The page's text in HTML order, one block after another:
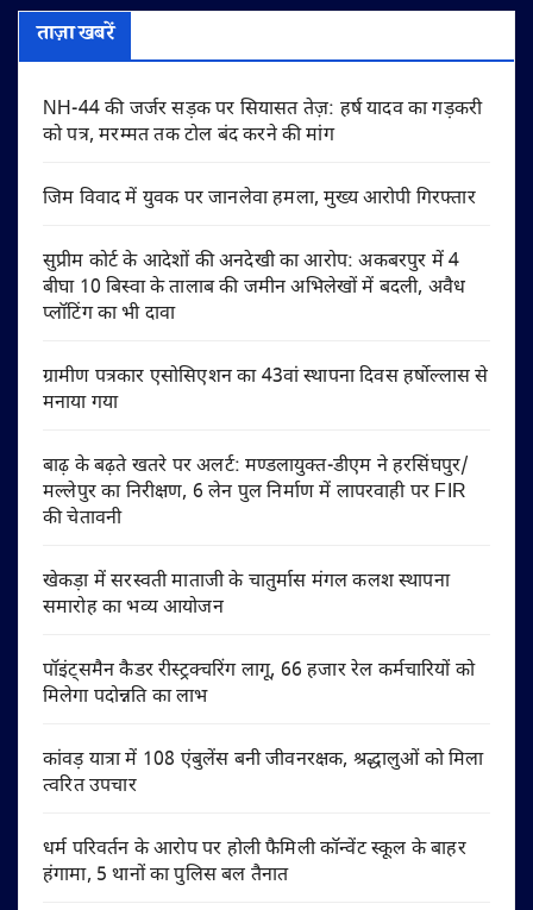
ताज़ा खबरें
NH-44 की जर्जर सड़क पर सियासत तेज़: हर्ष यादव का गड़करी
को पत्र, मरम्मत तक टोल बंद करने की मांग
जिम विवाद में युवक पर जानलेवा हमला, मुख्य आरोपी गिरफ्तार
सुप्रीम कोर्ट के आदेशों की अनदेखी का आरोप: अकबरपुर में 4
बीघा 10 बिस्वा के तालाब की जमीन अभिलेखों में बदली, अवैध
प्लॉटिंग का भी दावा
ग्रामीण पत्रकार एसोसिएशन का 43वां स्थापना दिवस हर्षोल्लास से
मनाया गया
बाढ़ के बढ़ते खतरे पर अलर्ट: मण्डलायुक्त-डीएम ने हरसिंघपुर/
मल्लेपुर का निरीक्षण, 6 लेन पुल निर्माण में लापरवाही पर FIR
की चेतावनी
खेकड़ा में सरस्वती माताजी के चातुर्मास मंगल कलश स्थापना
समारोह का भव्य आयोजन
पॉइंट्समैन कैडर रीस्ट्रक्चरिंग लागू, 66 हजार रेल कर्मचारियों को
मिलेगा पदोन्नति का लाभ
कांवड़ यात्रा में 108 एंबुलेंस बनी जीवनरक्षक, श्रद्धालुओं को मिला
त्वरित उपचार
धर्म परिवर्तन के आरोप पर होली फैमिली कॉन्वेंट स्कूल के बाहर
हंगामा, 5 थानों का पुलिस बल तैनात